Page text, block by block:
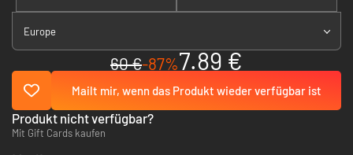
Europe
60 €-87%7.89 €
Mailt mir, wenn das Produkt wieder verfügbar ist
Produkt nicht verfügbar?
Mit Gift Cards kaufen